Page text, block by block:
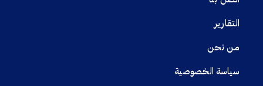
التقارير
من نحن
سياسة الخصوصية